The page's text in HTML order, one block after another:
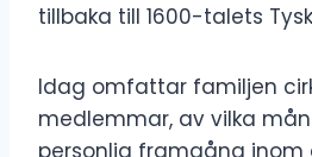
tillbaka till 1600-talets
Idag omfattar familjen
medlemmar, av vilka
personlig framgång inom